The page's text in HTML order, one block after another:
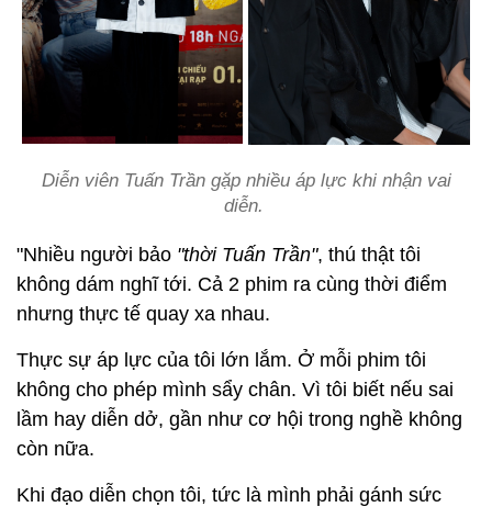
Diễn viên Tuấn Trần gặp nhiều áp lực khi nhận vai
diễn.
"Nhiều người bảo "thời Tuấn Trần", thú thật tôi
không dám nghĩ tới. Cả 2 phim ra cùng thời điểm
nhưng thực tế quay xa nhau.
Thực sự áp lực của tôi lớn lắm. Ở mỗi phim tôi
không cho phép mình sẩy chân. Vì tôi biết nếu sai
lầm hay diễn dở, gần như cơ hội trong nghề không
còn nữa.
Khi đạo diễn chọn tôi, tức là mình phải gánh sức